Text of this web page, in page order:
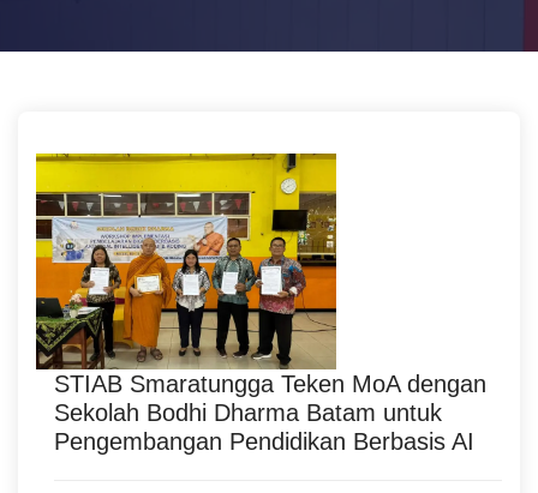
STIAB Smaratungga Teken MoA dengan
Sekolah Bodhi Dharma Batam untuk
Pengembangan Pendidikan Berbasis AI